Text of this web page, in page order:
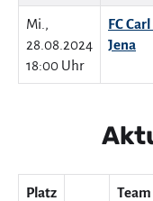
Mi.,
28.08.2024
18:00 Uhr
FC
Jena
Platz Team